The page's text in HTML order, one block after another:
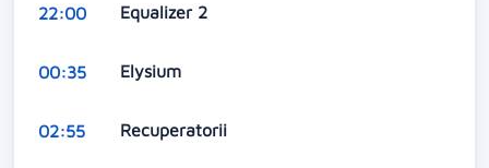
22:00 Equalizer 2
00:35 Elysium
02:55 Recuperatorii